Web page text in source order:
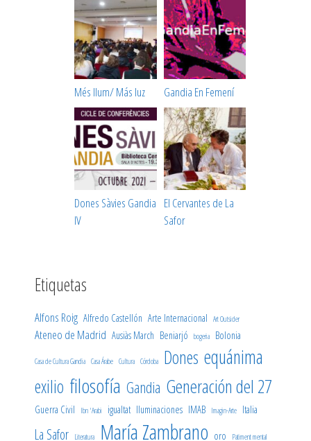
Més llum/ Más luz Gandia En Femení
Dones Sàvies Gandia
IV
El Cervantes de La
Safor
Etiquetas
Alfons Roig Alfredo Castellón Arte Internacional Art Outsider
Ateneo de Madrid Ausiàs March Beniarjó bogeria Bolonia
Casa de Cultura Gandia Casa Árabe Cultura Córdoba Dones equánima
exilio filosofía Gandia Generación del 27
Guerra Civil Ibn 'Arabi igualtat Iluminaciones IMAB Imagin-Arte Italia
La Safor Literatura María Zambrano oro Patiment mental